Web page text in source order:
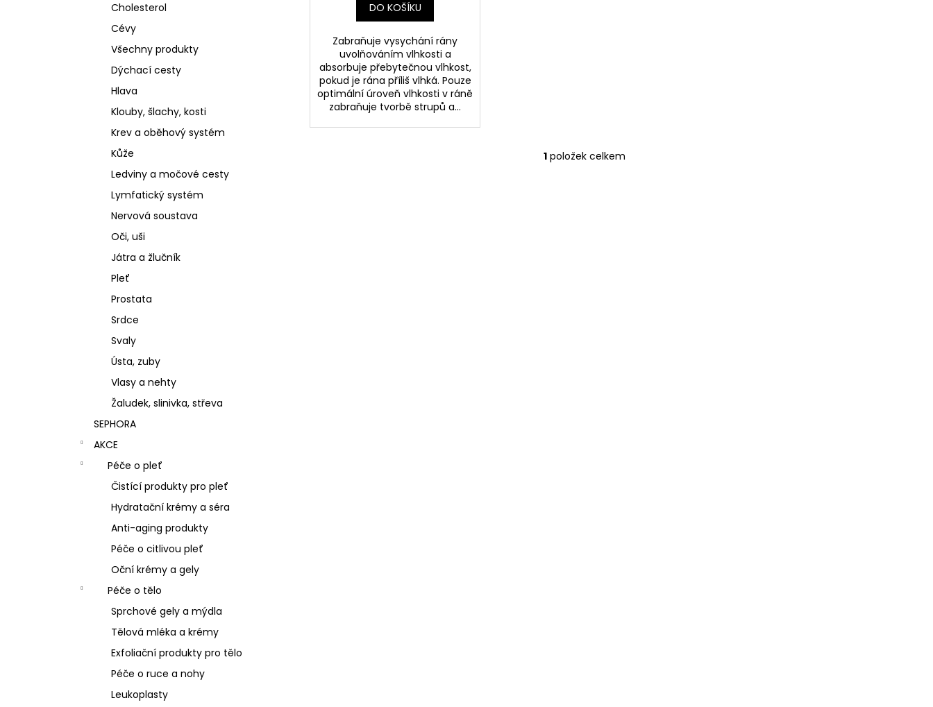
Cholesterol
Cévy
Všechny produkty
Dýchací cesty
Hlava
Klouby, šlachy, kosti
Krev a oběhový systém
Kůže
Ledviny a močové cesty
Lymfatický systém
Nervová soustava
Oči, uši
Játra a žlučník
Pleť
Prostata
Srdce
Svaly
Ústa, zuby
Vlasy a nehty
Žaludek, slinivka, střeva
SEPHORA
AKCE
Péče o pleť
Čistící produkty pro pleť
Hydratační krémy a séra
Anti-aging produkty
Péče o citlivou pleť
Oční krémy a gely
Péče o tělo
Sprchové gely a mýdla
Tělová mléka a krémy
Exfoliační produkty pro tělo
Péče o ruce a nohy
Leukoplasty
DO KOŠÍKU
Zabraňuje vysychání rány
uvolňováním vlhkosti a
absorbuje přebytečnou vlhkost,
pokud je rána příliš vlhká. Pouze
optimální úroveň vlhkosti v ráně
zabraňuje tvorbě strupů a...
O
1 položek celkem